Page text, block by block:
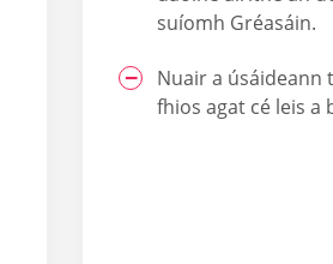
suíomh Gréasáin.
Nuair a úsáideann
fhios agat cé leis a